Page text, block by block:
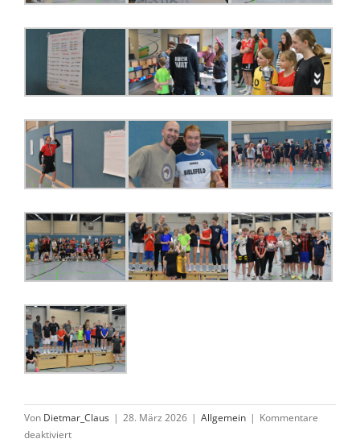
Von Dietmar_Claus | 28. März 2026 | Allgemein | Kommentare
deaktiviertfür